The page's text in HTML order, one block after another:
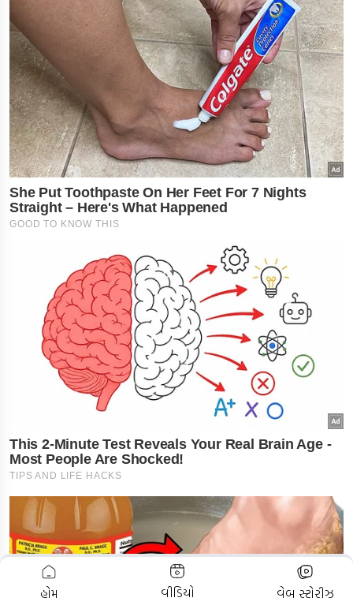
ADVERTISEMENT
હોમ વીડિયો વેબ સ્ટોરીઝ